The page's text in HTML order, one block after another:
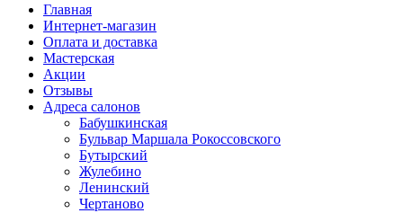
Главная
Интернет-магазин
Оплата и доставка
Мастерская
Акции
Отзывы
Адреса салонов
Бабушкинская
Бульвар Маршала Рокоссовского
Бутырский
Жулебино
Ленинский
Чертаново